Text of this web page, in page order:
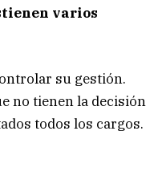
varios
su gestión.
no tienen la decisión
todos los cargos.